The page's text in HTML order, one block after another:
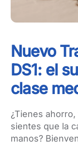
Nuevo
DS1: el
clase
¿Tienes
sientes que la
manos?